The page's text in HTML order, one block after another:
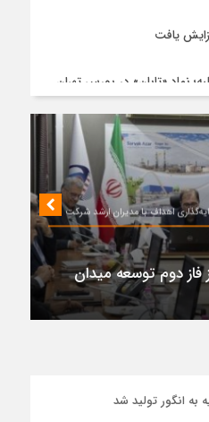
یافت
نماد «تابان» در بورس تهران
فردا روی تابلوی بورس
بین‌المللی شهر هوشمند،
شهری ترسیم شد
و لجستیک همزمان با روز
ملل متحد
اهداف با مدیران ارشد شرکت
فاز دوم توسعه میدان
انگور تولید شد